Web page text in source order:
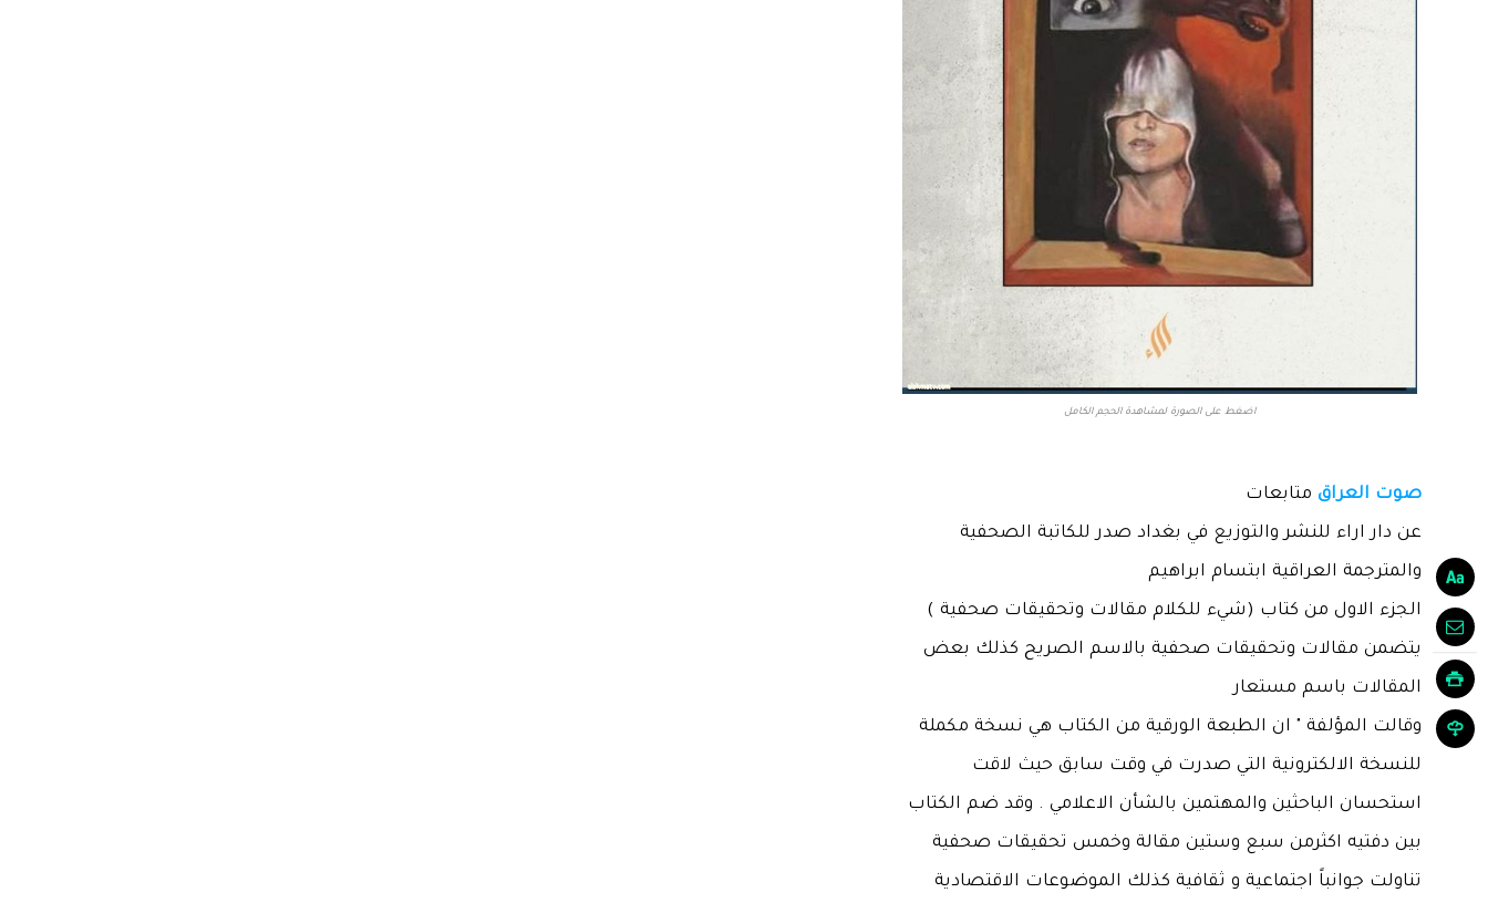
اضغط على الصورة لمشاهدة الحجم الكامل
صوت العراق متابعات
عن دار اراء للنشر والتوزيع في بغداد صدر للكاتبة الصحفية
والمترجمة العراقية ابتسام ابراهيم
الجزء الاول من كتاب (شيء للكلام مقالات وتحقيقات صحفية )
يتضمن مقالات وتحقيقات صحفية بالاسم الصريح كذلك بعض
المقالات باسم مستعار
وقالت المؤلفة " ان الطبعة الورقية من الكتاب هي نسخة مكملة
للنسخة الالكترونية التي صدرت في وقت سابق حيث لاقت
استحسان الباحثين والمهتمين بالشأن الاعلامي . وقد ضم الكتاب
بين دفتيه اكثرمن سبع وستين مقالة وخمس تحقيقات صحفية
تناولت جوانباً اجتماعية و ثقافية كذلك الموضوعات الاقتصادية